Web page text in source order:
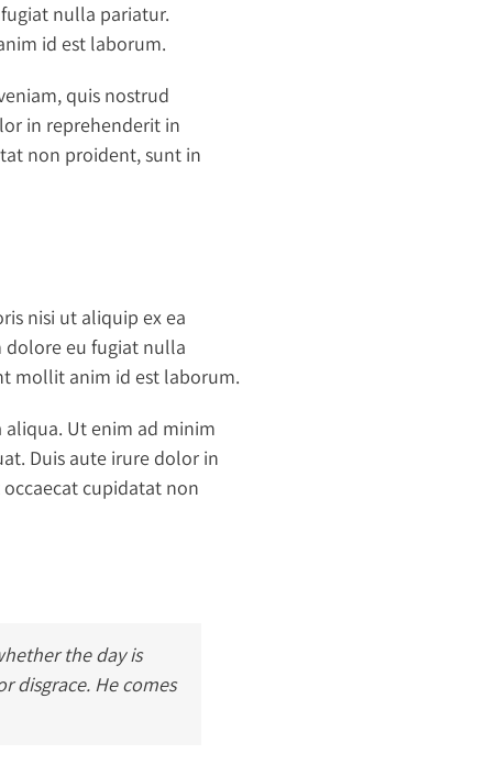
nulla pariatur.
id est laborum.
quis nostrud
in reprehenderit in
non proident, sunt in
nisi ut aliquip ex ea
dolore eu fugiat nulla
mollit anim id est laborum.
Ut enim ad minim
Duis aute irure dolor in
cupidatat non
the day is
disgrace. He comes